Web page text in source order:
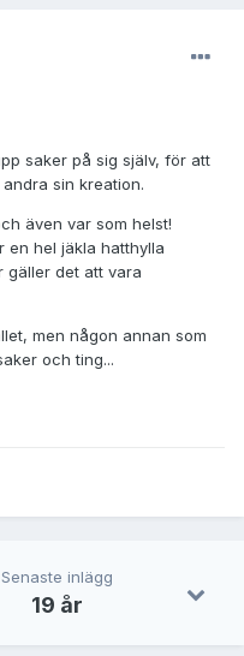
saker på sig själv, för att
sin kreation.
även var som helst!
en hel jäkla hatthylla
gäller det att vara
men någon annan som
och ting...
Senaste inlägg
19 år